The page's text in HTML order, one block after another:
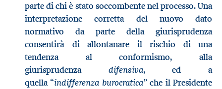
parte di chi è stato soccombente nel processo. Una
interpretazione corretta del nuovo dato
normativo da parte della giurisprudenza
consentirà di allontanare il rischio di una
tendenza al conformismo, alla
giurisprudenza
difensiva, ed a
quella “indifferenza burocratica” che il Presidente